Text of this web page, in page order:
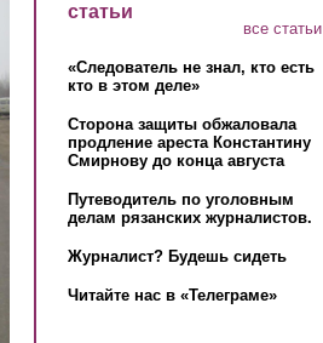
статьи
все статьи
«Следователь не знал, кто есть
кто в этом деле»
Сторона защиты обжаловала
продление ареста Константину
Смирнову до конца августа
Путеводитель по уголовным
делам рязанских журналистов.
Журналист? Будешь сидеть
Читайте нас в «Телеграме»